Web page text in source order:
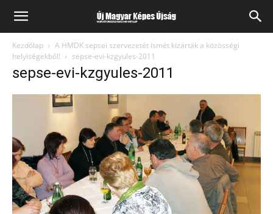
Kezdőlap
A HMDK sepsei szervezetét ismét kizárták a közösségi
helyiségekből!
sepse-evi-kzgyules-2011
sepse-evi-kzgyules-2011